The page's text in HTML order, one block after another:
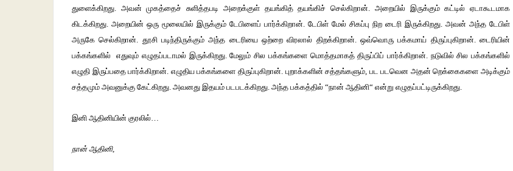
துளைக்கிறது. அவன் முகத்தைச் சுளித்தபடி அறைக்குள் தயங்கித் தயங்கிச் செல்கிறான். அறையில் இருக்கும் கட்டில் ஏடாகூடமாக
கிடக்கிறது. அறையின் ஒரு மூலையில் இருக்கும் டேபிளைப் பார்க்கிறான். டேபிள் மேல் சிகப்பு நிற டைரி இருக்கிறது. அவன் அந்த டேபிள்
அருகே செல்கிறான். தூசி படிந்திருக்கும் அந்த டைரியை ஒற்றை விரலால் திறக்கிறான். ஒவ்வொரு பக்கமாய் திருப்புகிறான். டைரியின்
பக்கங்களில் எதுவும் எழுதப்படாமல் இருக்கிறது. மேலும் சில பக்கங்களை மொத்தமாகத் திருப்பிப் பார்க்கிறான். நடுவில் சில பக்கங்களில்
எழுதி இருப்பதை பார்க்கிறான். எழுதிய பக்கங்களை திருப்புகிறான். புறாக்களின் சத்தங்களும், பட படவென அதன் றெக்கைகளை அடிக்கும்
சத்தமும் அவனுக்கு கேட்கிறது. அவனது இதயம் படபடக்கிறது. அந்த பக்கத்தில் “நான் ஆதினி“ என்று எழுதப்பட்டிருக்கிறது.
இனி ஆதினியின் குரலில்…
நான் ஆதினி,